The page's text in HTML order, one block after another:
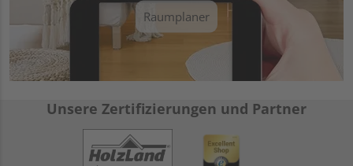
Raumplaner
Unsere Zertifizierungen und Partner